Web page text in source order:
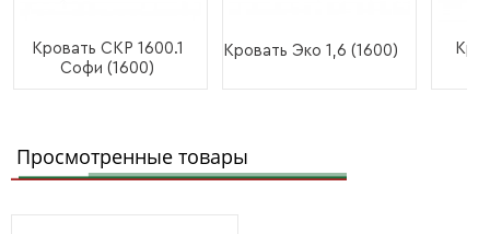
Кровать СКР 1600.1
Софи (1600)
Кровать Эко 1,6 (1600)
Просмотренные товары